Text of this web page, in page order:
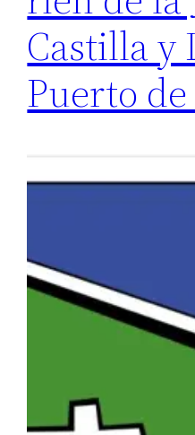
Castilla y
Puerto